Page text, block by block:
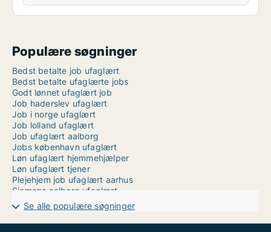
Populære søgninger
Bedst betalte job ufaglært
Bedst betalte ufaglærte jobs
Godt lønnet ufaglært job
Job haderslev ufaglært
Job i norge ufaglært
Job lolland ufaglært
Job ufaglært aalborg
Jobs københavn ufaglært
Løn ufaglært hjemmehjælper
Løn ufaglært tjener
Plejehjem job ufaglært aarhus
Siemens aalborg ufaglært
Ufaglært entreprenør løn
Ufaglært hjemmehjælper løn tillæg
Ufaglært job frederikssund
Se alle populære søgninger